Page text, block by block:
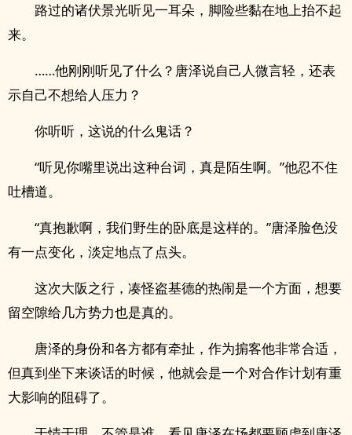
路过的诸伏景光听见一耳朵，脚险些黏在地上抬不起
来。
……他刚刚听见了什么？唐泽说自己人微言轻，还表
示自己不想给人压力？
你听听，这说的什么鬼话？
“听见你嘴里说出这种台词，真是陌生啊。”他忍不住
吐槽道。
“真抱歉啊，我们野生的卧底是这样的。”唐泽脸色没
有一点变化，淡定地点了点头。
这次大阪之行，凑怪盗基德的热闹是一个方面，想要
留空隙给几方势力也是真的。
唐泽的身份和各方都有牵扯，作为掮客他非常合适，
但真到坐下来谈话的时候，他就会是一个对合作计划有重
大影响的阻碍了。